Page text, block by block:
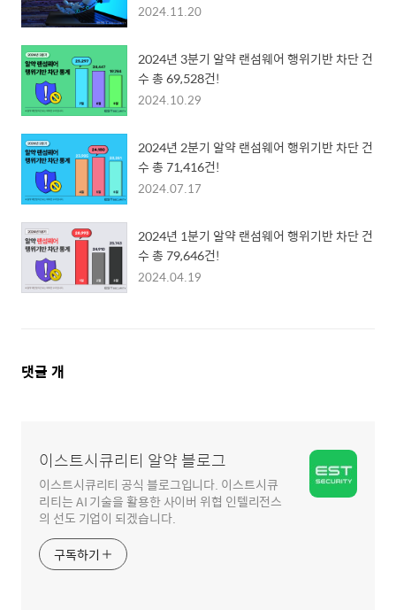
2024.11.20
2024년 3분기 알약 랜섬웨어 행위기반 차단 건
수 총 69,528건!
2024.10.29
2024년 2분기 알약 랜섬웨어 행위기반 차단 건
수 총 71,416건!
2024.07.17
2024년 1분기 알약 랜섬웨어 행위기반 차단 건
수 총 79,646건!
2024.04.19
댓
댓글 개
이스트시큐리티 알약 블로그
이스트시큐리티 공식 블로그입니다. 이스트시큐
리티는 AI 기술을 활용한 사이버 위협 인텔리전스
의 선도 기업이 되겠습니다.
구독하기